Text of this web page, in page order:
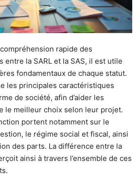
rapide des
entre la SARL et la SAS, il est utile
fondamentaux de chaque statut.
les principales caractéristiques
de société, afin d’aider les
le meilleur choix selon leur projet.
portent notamment sur le
le régime social et fiscal, ainsi
des parts. La différence entre la
ainsi à travers l’ensemble de ces